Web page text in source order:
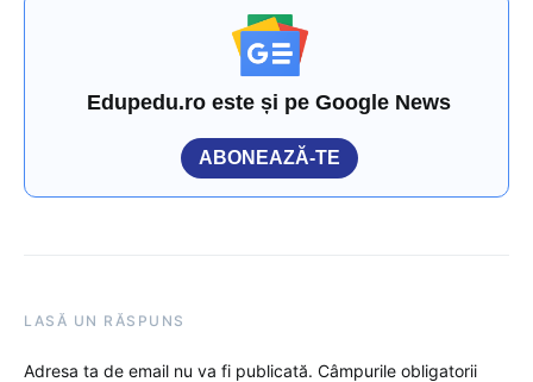
Edupedu.ro este și pe Google News
ABONEAZĂ-TE
LASĂ UN RĂSPUNS
Adresa ta de email nu va fi publicată. Câmpurile obligatorii